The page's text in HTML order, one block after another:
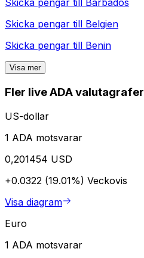
Skicka pengar till
Barbados
Skicka pengar till Belgien
Skicka pengar till Benin
Visa mer
Fler live ADA valutagrafer
US-dollar
1 ADA motsvarar
0,201454 USD
+0.0322 (19.01%) Veckovis
Visa diagram
Euro
1 ADA motsvarar